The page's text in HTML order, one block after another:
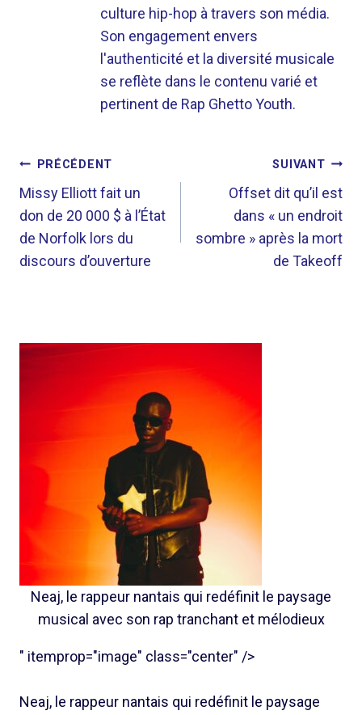
culture hip-hop à travers son média.
Son engagement envers
l'authenticité et la diversité musicale
se reflète dans le contenu varié et
pertinent de Rap Ghetto Youth.
NAVIGATION
DE
L’ARTICLE
PRÉCÉDENT
Missy Elliott fait un
don de 20 000 $ à l’État
de Norfolk lors du
discours d’ouverture
SUIVANT
Offset dit qu’il est
dans « un endroit
sombre » après la mort
de Takeoff
Neaj, le rappeur nantais qui redéfinit le paysage
musical avec son rap tranchant et mélodieux
" itemprop="image" class="center" />
Neaj, le rappeur nantais qui redéfinit le paysage